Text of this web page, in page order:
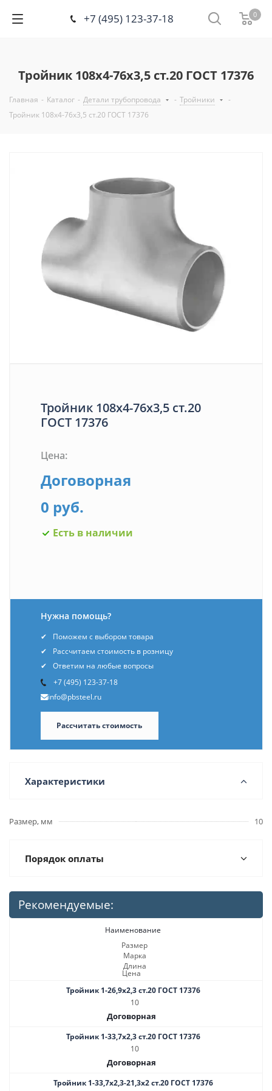
+7 (495) 123-37-18 0
Тройник 108х4-76х3,5 ст.20 ГОСТ 17376
Главная - Каталог - Детали трубопровода - Тройники
-
Тройник 108х4-76х3,5 ст.20 ГОСТ 17376
Тройник 108х4-76х3,5 ст.20
ГОСТ 17376
Цена:
Договорная
0 руб.
Есть в наличии
Нужна помощь?
Поможем с выбором товара
Рассчитаем стоимость в розницу
Ответим на любые вопросы
+7 (495) 123-37-18
info@pbsteel.ru
Рассчитать стоимость
Характеристики
Размер, мм 10
Порядок оплаты
Рекомендуемые:
Наименование
Размер
Марка
Длина
Цена
Тройник 1-26,9х2,3 ст.20 ГОСТ 17376
10
Договорная
Тройник 1-33,7х2,3 ст.20 ГОСТ 17376
10
Договорная
Тройник 1-33,7х2,3-21,3х2 ст.20 ГОСТ 17376